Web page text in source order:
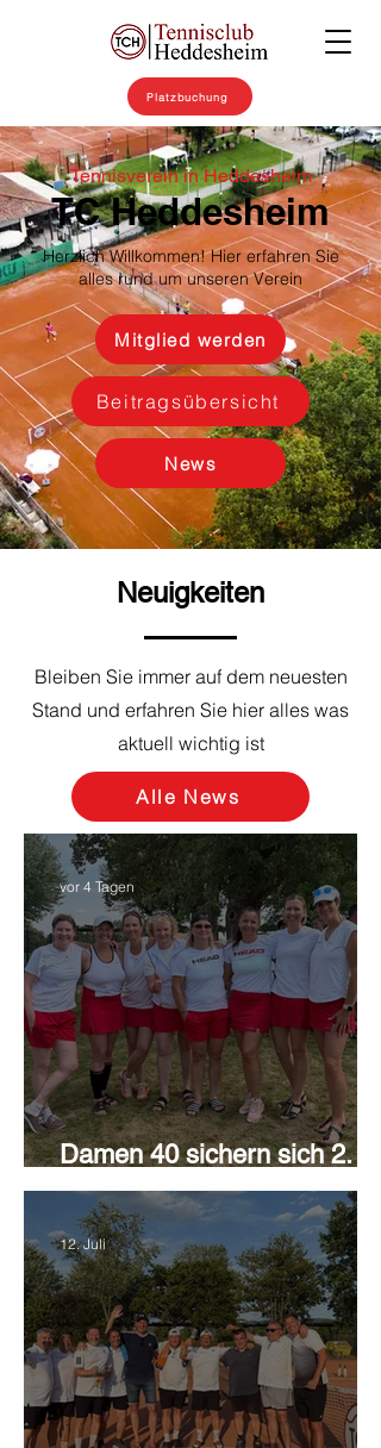
Platzbuchung
Tennisverein in Heddesheim
TC Heddesheim
Herzlich Willkommen! Hier erfahren Sie
alles rund um unseren Verein
Mitglied werden
Beitragsübersicht
News
Neuigkeiten
Bleiben Sie immer auf dem neuesten
Stand und erfahren Sie hier alles was
aktuell wichtig ist
Alle News
Damen 40 sichern sich 2.
Platz
vor 4 Tagen
12. Juli